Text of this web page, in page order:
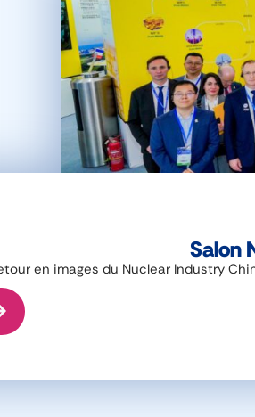
Salon
en images du Nuclear Industry